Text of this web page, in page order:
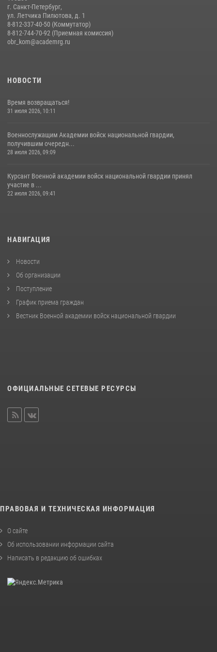
г. Санкт-Петербург,
ул. Летчика Пилютова, д. 1
8-812-337-40-50 (Коммутатор)
8-812-744-70-92 (Приемная комиссия)
obr_kom@academrg.ru
НОВОСТИ
Время возвращаться!
31 июля 2026, 10:11
Военнослужащим Академии войск национальной гвардии,
получившим очередн...
28 июля 2026, 09:09
Курсант Военной академии войск национальной гвардии принял
участие в ...
22 июля 2026, 09:41
НАВИГАЦИЯ
Новости
Об организации
Поступление
График приема граждан
Вестник Военной академии войск национальной гвардии
ОФИЦИАЛЬНЫЕ СЕТЕВЫЕ РЕСУРСЫ
ПРАВОВАЯ И ТЕХНИЧЕСКАЯ ИНФОРМАЦИЯ
О сайте
Об использовании информации сайта
Написать в редакцию об ошибках